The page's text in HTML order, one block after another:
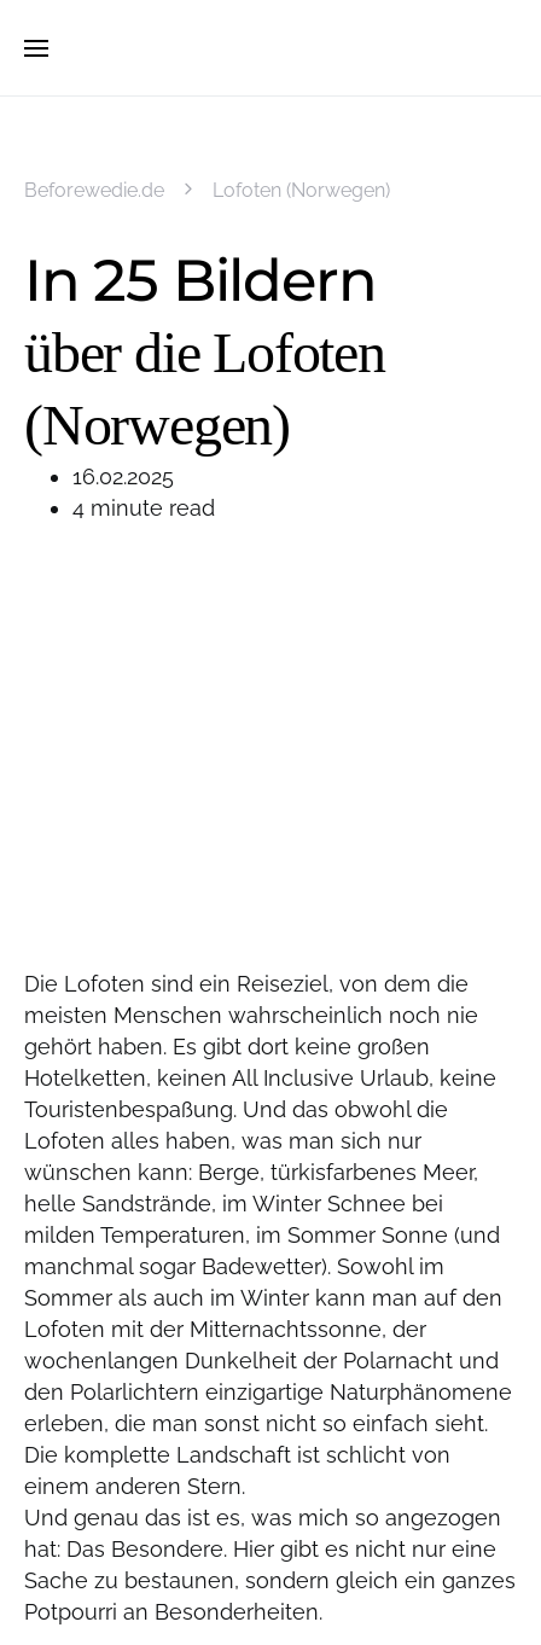
Beforewedie.de Lofoten (Norwegen)
In 25 Bildern
über die Lofoten
(Norwegen)
16.02.2025
4 minute read
Die Lofoten sind ein Reiseziel, von dem die
meisten Menschen wahrscheinlich noch nie
gehört haben. Es gibt dort keine großen
Hotelketten, keinen All Inclusive Urlaub, keine
Touristenbespaßung. Und das obwohl die
Lofoten alles haben, was man sich nur
wünschen kann: Berge, türkisfarbenes Meer,
helle Sandstrände, im Winter Schnee bei
milden Temperaturen, im Sommer Sonne (und
manchmal sogar Badewetter). Sowohl im
Sommer als auch im Winter kann man auf den
Lofoten mit der Mitternachtssonne, der
wochenlangen Dunkelheit der Polarnacht und
den Polarlichtern einzigartige Naturphänomene
erleben, die man sonst nicht so einfach sieht.
Die komplette Landschaft ist schlicht von
einem anderen Stern.
Und genau das ist es, was mich so angezogen
hat: Das Besondere. Hier gibt es nicht nur eine
Sache zu bestaunen, sondern gleich ein ganzes
Potpourri an Besonderheiten.